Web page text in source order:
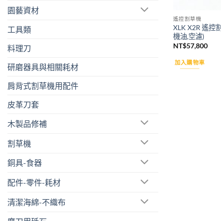
園藝資材
工具類
料理刀
研磨器具與相關耗材
肩背式割草機用配件
皮革刀套
木製品修補
割草機
銅具-食器
配件-零件-耗材
清潔海綿-不織布
遙控割草機
XLK X2R 遙控
機油,空濾)
NT$57,800
加入購物車